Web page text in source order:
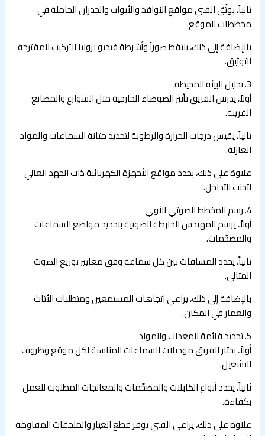
ثانياً، يوثّق الفني مواقع النوافذ والأبواب والجدران الحاملة في
مخططات الموقع.
بالإضافة إلى ذلك، يلتقط صوراً وأشرطة فيديو لزوايا التركيب المقترحة
للتوثيق.
3. تحليل البيئة المحيطة
أولاً، يدرس الفريق تأثير الضوضاء الخارجية مثل الشوارع والمصانع
القريبة.
ثانياً، يقيس درجات الحرارة والرطوبة لتحديد متانة السماعات والمواد
العازلة.
علاوة على ذلك، يحدد مواقع الأجهزة الكهربائية ذات الجهد العالي
لتجنب التداخل.
4. رسم المخطط الصوتي الأولي
أولاً، يرسم المهندس الخارطة الصوتية بتحديد مواضع السماعات
والمضخّمات.
ثانياً، يحدد المسافات بين كل سماعة وفق معايير توزيع الصوت
المثالي.
بالإضافة إلى ذلك، يراعي اتجاهات المستمعين ومتطلبات الأثاث
والعمار في المكان.
5. تحديد قائمة المعدات والمواد
أولاً، يختار الفريق موديلات السماعات المناسبة لكل موقع وظروف
التشغيل.
ثانياً، يحدد أنواع الكابلات والمضخّمات والمعالجات المطلوبة للعمل
بكفاءة.
علاوة على ذلك، يراعي الفني توفر قطع الغيار والملحقات المقاومة